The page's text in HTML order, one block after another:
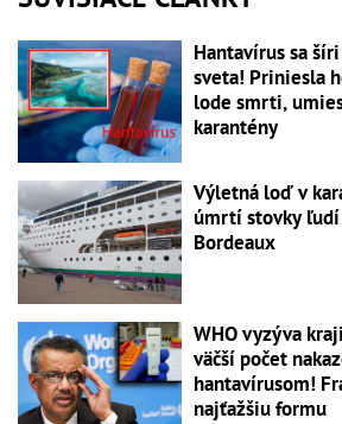
Hantavírus sa
sveta! Priniesla
lode smrti,
karantény
Výletná loď v
úmrtí stovky
Bordeaux
WHO vyzýva
väčší počet
hantavírusom!
najťažšiu formu